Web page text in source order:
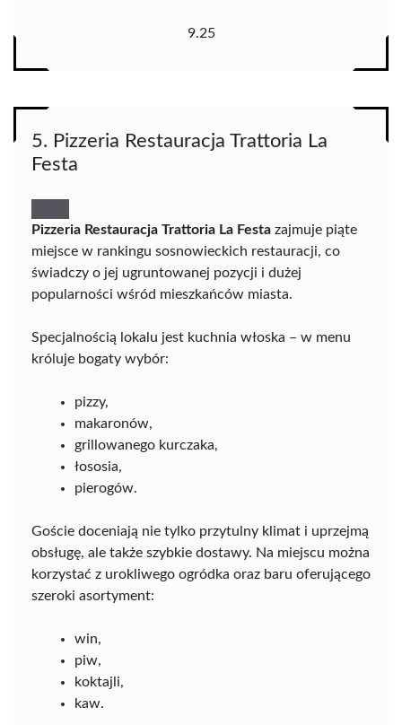
9.25
5. Pizzeria Restauracja Trattoria La
Festa
Pizzeria Restauracja Trattoria La Festa zajmuje piąte
miejsce w rankingu sosnowieckich restauracji, co
świadczy o jej ugruntowanej pozycji i dużej
popularności wśród mieszkańców miasta.
Specjalnością lokalu jest kuchnia włoska – w menu
króluje bogaty wybór:
pizzy,
makaronów,
grillowanego kurczaka,
łososia,
pierogów.
Goście doceniają nie tylko przytulny klimat i uprzejmą
obsługę, ale także szybkie dostawy. Na miejscu można
korzystać z urokliwego ogródka oraz baru oferującego
szeroki asortyment:
win,
piw,
koktajli,
kaw.